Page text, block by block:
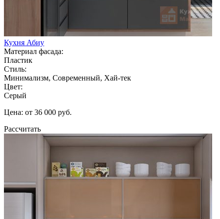
Кухня Абиу
Материал фасада:
Пластик
Стиль:
Минимализм, Современный, Хай-тек
Цвет:
Серый
Цена: от 36 000 руб.
Рассчитать